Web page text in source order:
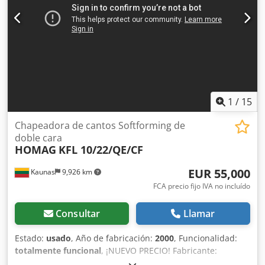
1 / 15
Kaunas 9,926 km
Chapeadora de cantos Softforming de
doble cara
HOMAG KFL 10/22/QE/CF
EUR 55,000
FCA precio fijo IVA no incluído
Consultar Llamar
Estado: usado, Año de fabricación: 2000, Funcionalidad:
totalmente funcional, ¡NUEVO PRECIO! Fabricante: